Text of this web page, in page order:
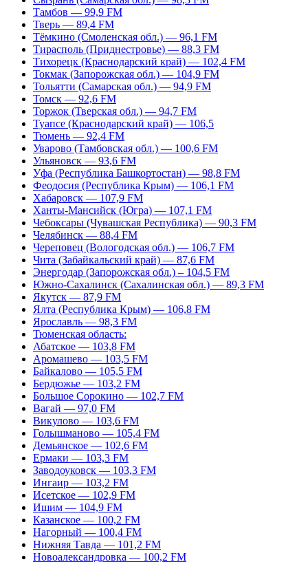
Тамбов — 99,9 FM
Тверь — 89,4 FM
Тёмкино (Смоленская обл.) — 96,1 FM
Тирасполь (Приднестровье) — 88,3 FM
Тихорецк (Краснодарский край) — 102,4 FM
Токмак (Запорожская обл.) — 104,9 FM
Тольятти (Самарская обл.) — 94,9 FM
Томск — 92,6 FM
Торжок (Тверская обл.) — 94,7 FM
Туапсе (Краснодарский край) — 106,5
Тюмень — 92,4 FM
Уварово (Тамбовская обл.) — 100,6 FM
Ульяновск — 93,6 FM
Уфа (Республика Башкортостан) — 98,8 FM
Феодосия (Республика Крым) — 106,1 FM
Хабаровск — 107,9 FM
Ханты-Мансийск (Югра) — 107,1 FM
Чебоксары (Чувашская Республика) — 90,3 FM
Челябинск — 88,4 FM
Череповец (Вологодская обл.) — 106,7 FM
Чита (Забайкальский край) — 87,6 FM
Энергодар (Запорожская обл.) – 104,5 FM
Южно-Сахалинск (Сахалинская обл.) — 89,3 FM
Якутск — 87,9 FM
Ялта (Республика Крым) — 106,8 FM
Ярославль — 98,3 FM
Тюменская область:
Абатское — 103,8 FM
Аромашево — 103,5 FM
Байкалово — 105,5 FM
Бердюжье — 103,2 FM
Большое Сорокино — 102,7 FM
Вагай — 97,0 FM
Викулово — 103,6 FM
Голышманово — 105,4 FM
Демьянское — 102,6 FM
Ермаки — 103,3 FM
Заводоуковск — 103,3 FM
Ингаир — 103,2 FM
Исетское — 102,9 FM
Ишим — 104,9 FM
Казанское — 100,2 FM
Нагорный — 100,4 FM
Нижняя Тавда — 101,2 FM
Новоалександровка — 100,2 FM